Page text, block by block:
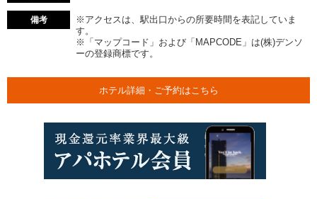
備考
※アクセスは、駅出口からの所要時間を表記していま
す。
※「マップコード」および「MAPCODE」は(株)デンソ
ーの登録商標です。
ホテル詳細・ご予約はこちら